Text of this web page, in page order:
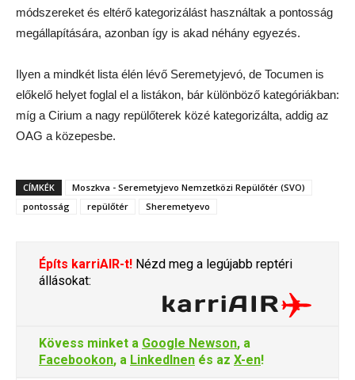
módszereket és eltérő kategorizálást használtak a pontosság
megállapítására, azonban így is akad néhány egyezés.
Ilyen a mindkét lista élén lévő Seremetyjevó, de Tocumen is
előkelő helyet foglal el a listákon, bár különböző kategóriákban:
míg a Cirium a nagy repülőterek közé kategorizálta, addig az
OAG a közepesbe.
CÍMKÉK
Moszkva - Seremetyjevo Nemzetközi Repülőtér (SVO)
pontosság
repülőtér Sheremetyevo
Építs karriAIR-t! Nézd meg a legújabb reptéri
állásokat:
Kövess minket a Google Newson, a
Facebookon, a LinkedInen és az X-en!